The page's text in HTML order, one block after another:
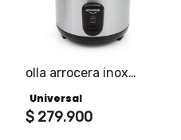
olla arrocera inox
Universal
$ 279.900